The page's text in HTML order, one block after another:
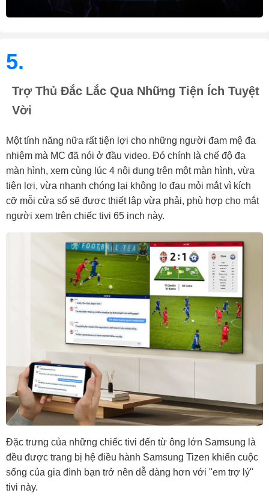
5.
Trợ Thủ Đắc Lắc Qua Những Tiện Ích Tuyệt
Vời
Một tính năng nữa rất tiện lợi cho những người đam mệ đa
nhiệm mà MC đã nói ở đầu video. Đó chính là chế độ đa
màn hình, xem cùng lúc 4 nội dung trên một màn hình, vừa
tiện lợi, vừa nhanh chóng lại không lo đau mỏi mắt vì kích
cỡ mỗi cửa sổ sẽ được thiết lập vừa phải, phù hợp cho mắt
người xem trên chiếc tivi 65 inch này.
Đặc trưng của những chiếc tivi đến từ ông lớn Samsung là
đều được trang bị hệ điều hành Samsung Tizen khiến cuộc
sống của gia đình bạn trở nên dễ dàng hơn với "em trợ lý"
tivi này.